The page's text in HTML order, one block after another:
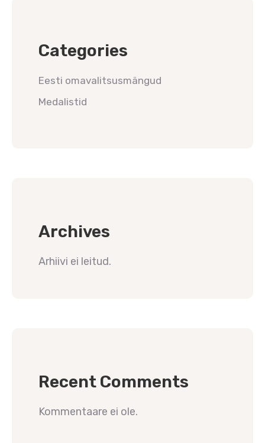
Categories
Eesti omavalitsusmängud
Medalistid
Archives
Arhiivi ei leitud.
Recent Comments
Kommentaare ei ole.